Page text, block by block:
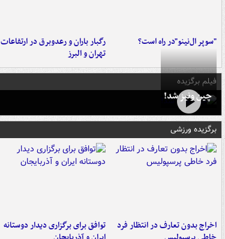
"سوپر ال‌نینو"در راه است؟
رگبار باران و رعدوبرق در ارتفاعات
تهران و البرز
فیلم برگزیده
چین ونیز شد!
برگزیده ورزشی
اخراج بدون تعارف در انتظار فرد
توافق برای برگزاری دیدار دوستانه